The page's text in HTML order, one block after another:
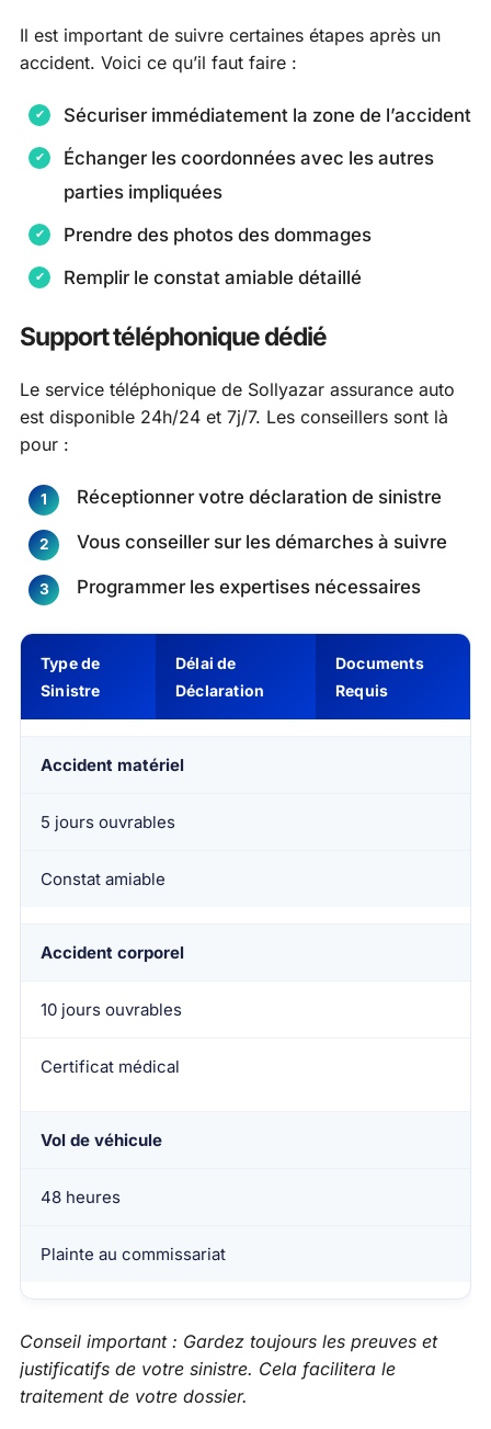
Il est important de suivre certaines étapes après un
accident. Voici ce qu’il faut faire :
Sécuriser immédiatement la zone de l’accident
Échanger les coordonnées avec les autres
parties impliquées
Prendre des photos des dommages
Remplir le constat amiable détaillé
Support téléphonique dédié
Le service téléphonique de Sollyazar assurance auto
est disponible 24h/24 et 7j/7. Les conseillers sont là
pour :
Réceptionner votre déclaration de sinistre
Vous conseiller sur les démarches à suivre
Programmer les expertises nécessaires
Type de
Sinistre
Délai de
Déclaration
Documents
Requis
Accident matériel
5 jours ouvrables
Constat amiable
Accident corporel
10 jours ouvrables
Certificat médical
Vol de véhicule
48 heures
Plainte au commissariat
Conseil important : Gardez toujours les preuves et
justificatifs de votre sinistre. Cela facilitera le
traitement de votre dossier.